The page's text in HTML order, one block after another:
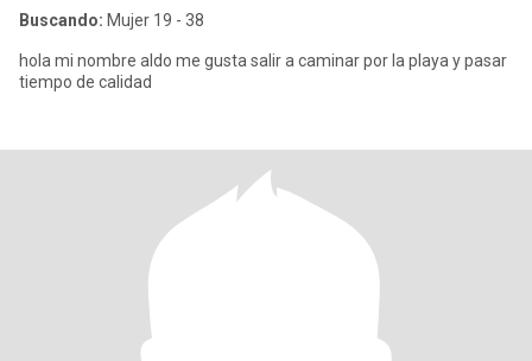
Buscando: Mujer 19 - 38
hola mi nombre aldo me gusta salir a caminar por la playa y pasar
tiempo de calidad